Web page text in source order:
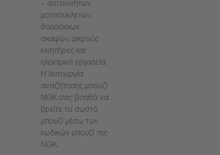
– αυτοκινήτων,
μοτοσυκλετών,
θαλάσσιων
σκαφών, μικρούς
κινητήρες και
ηλεκτρικά εργαλεία.
Η λειτουργία
αναζήτησης μπουζί
NGK σας βοηθά να
βρείτε το σωστό
μπουζί μέσω των
κωδικών μπουζί της
NGK.